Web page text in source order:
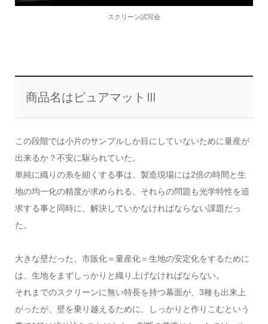
スクリーン試写会
商品名はピュアマットⅢ
この段階では小片のサンプルしか目にしていないために量産が
出来るか？不安に駆られていた。
単純に織りの糸を細くする事は、製造現場には2倍の時間と生
地の均一化の精度が求められる。それらの問題も光学特性を追
求する事と同時に、解決していかなければならない課題だっ
た。
大きな壁だった、市販化＝量産化＝生地の安定化をするために
は、生地をまずしっかりと織り上げなければならない。
それまでのスクリーンに無い特長を持つ幕面が、3種も出来上
がったが、壁を乗り越えるために、しっかりと作りこむという